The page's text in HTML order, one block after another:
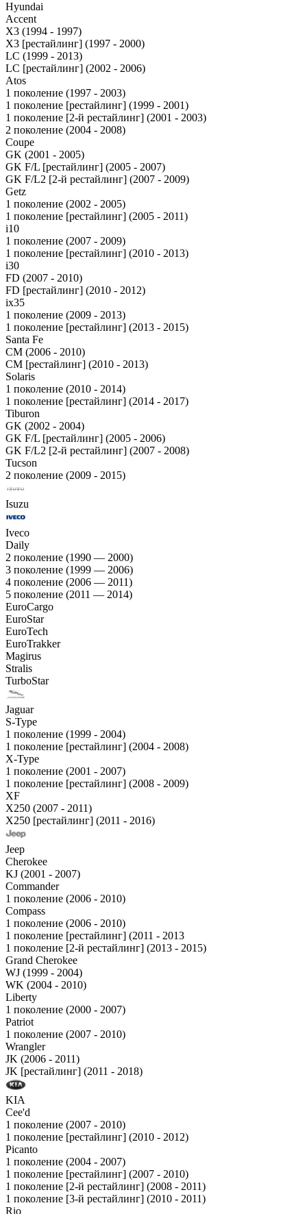
Hyundai
Accent
X3 (1994 - 1997)
X3 [рестайлинг] (1997 - 2000)
LC (1999 - 2013)
LC [рестайлинг] (2002 - 2006)
Atos
1 поколение (1997 - 2003)
1 поколение [рестайлинг] (1999 - 2001)
1 поколение [2-й рестайлинг] (2001 - 2003)
2 поколение (2004 - 2008)
Coupe
GK (2001 - 2005)
GK F/L [рестайлинг] (2005 - 2007)
GK F/L2 [2-й рестайлинг] (2007 - 2009)
Getz
1 поколение (2002 - 2005)
1 поколение [рестайлинг] (2005 - 2011)
i10
1 поколение (2007 - 2009)
1 поколение [рестайлинг] (2010 - 2013)
i30
FD (2007 - 2010)
FD [рестайлинг] (2010 - 2012)
ix35
1 поколение (2009 - 2013)
1 поколение [рестайлинг] (2013 - 2015)
Santa Fe
CM (2006 - 2010)
CM [рестайлинг] (2010 - 2013)
Solaris
1 поколение (2010 - 2014)
1 поколение [рестайлинг] (2014 - 2017)
Tiburon
GK (2002 - 2004)
GK F/L [рестайлинг] (2005 - 2006)
GK F/L2 [2-й рестайлинг] (2007 - 2008)
Tucson
2 поколение (2009 - 2015)
Isuzu
Iveco
Daily
2 поколение (1990 — 2000)
3 поколение (1999 — 2006)
4 поколение (2006 — 2011)
5 поколение (2011 — 2014)
EuroCargo
EuroStar
EuroTech
EuroTrakker
Magirus
Stralis
TurboStar
Jaguar
S-Type
1 поколение (1999 - 2004)
1 поколение [рестайлинг] (2004 - 2008)
X-Type
1 поколение (2001 - 2007)
1 поколение [рестайлинг] (2008 - 2009)
XF
X250 (2007 - 2011)
X250 [рестайлинг] (2011 - 2016)
Jeep
Cherokee
KJ (2001 - 2007)
Commander
1 поколение (2006 - 2010)
Compass
1 поколение (2006 - 2010)
1 поколение [рестайлинг] (2011 - 2013
1 поколение [2-й рестайлинг] (2013 - 2015)
Grand Cherokee
WJ (1999 - 2004)
WK (2004 - 2010)
Liberty
1 поколение (2000 - 2007)
Patriot
1 поколение (2007 - 2010)
Wrangler
JK (2006 - 2011)
JK [рестайлинг] (2011 - 2018)
KIA
Cee'd
1 поколение (2007 - 2010)
1 поколение [рестайлинг] (2010 - 2012)
Picanto
1 поколение (2004 - 2007)
1 поколение [рестайлинг] (2007 - 2010)
1 поколение [2-й рестайлинг] (2008 - 2011)
1 поколение [3-й рестайлинг] (2010 - 2011)
Rio